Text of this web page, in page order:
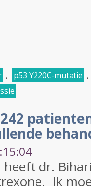
, p53 Y220C-mutatie ,
heeft dr.
Ik